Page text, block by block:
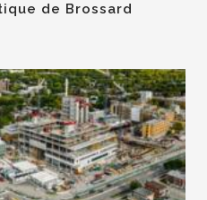
de Brossard